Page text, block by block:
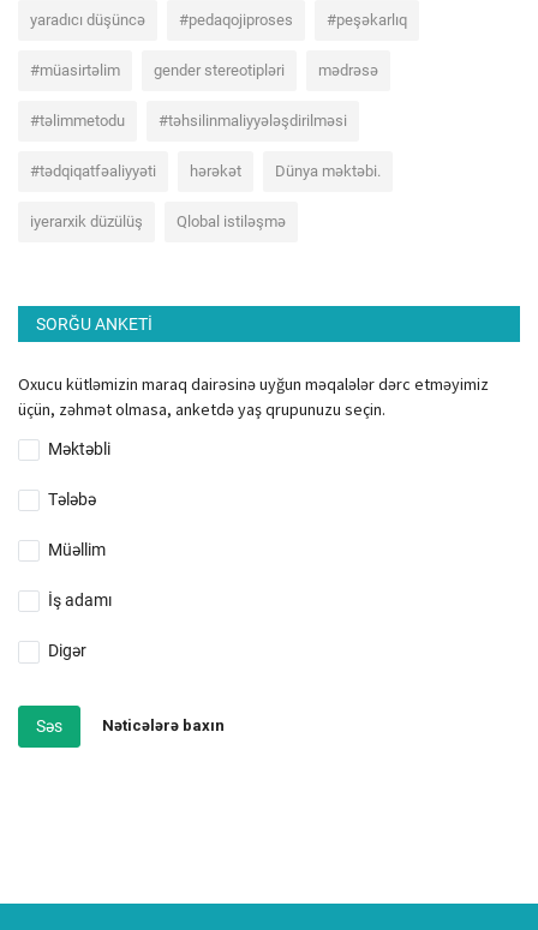
yaradıcı düşüncə #pedaqojiproses #peşəkarlıq
#müasirtəlim gender stereotipləri mədrəsə
#təlimmetodu #təhsilinmaliyyələşdirilməsi
#tədqiqatfəaliyyəti hərəkət Dünya məktəbi.
iyerarxik düzülüş Qlobal istiləşmə
SORĞU ANKETI
Oxucu kütləmizin maraq dairəsinə uyğun məqalələr dərc etməyimiz
üçün, zəhmət olmasa, anketdə yaş qrupunuzu seçin.
Məktəbli
Tələbə
Müəllim
İş adamı
Digər
Səs Nəticələrə baxın